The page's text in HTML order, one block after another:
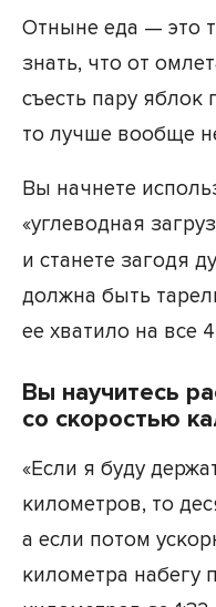
Отныне еда — это
знать, что от
съесть пару яблок
то лучше вообще
Вы начнете
«углеводная
и станете загодя
должна быть
ее хватило на все
Вы научитесь
со скоростью
«Если я буду
километров, то
а если потом
километра набегу